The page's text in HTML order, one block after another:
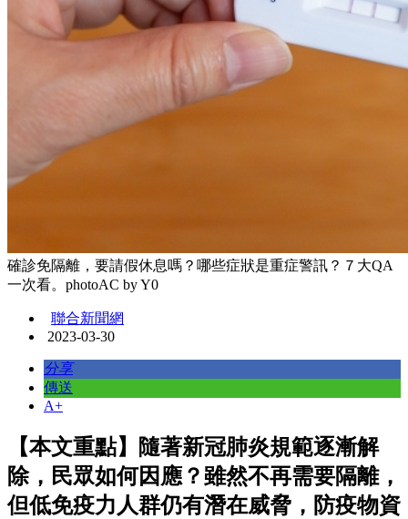
確診免隔離，要請假休息嗎？哪些症狀是重症警訊？７大QA
一次看。photoAC by Y0
聯合新聞網
2023-03-30
分享
傳送
A+
【本文重點】隨著新冠肺炎規範逐漸解
除，民眾如何因應？雖然不再需要隔離，
但低免疫力人群仍有潛在威脅，防疫物資